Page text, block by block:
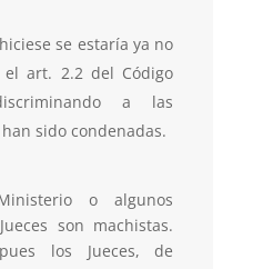
se estaría ya no
el art. 2.2 del Código
a las
sido condenadas.
o algunos
son machistas.
los Jueces, de